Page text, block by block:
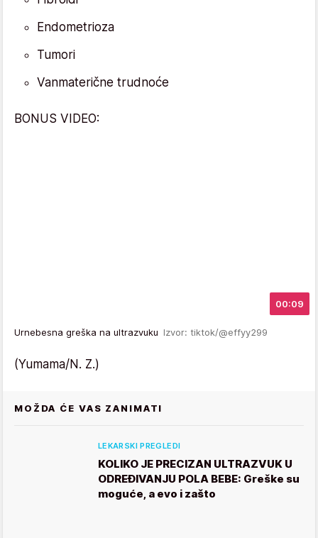
Endometrioza
Tumori
Vanmaterične trudnoće
BONUS VIDEO:
00:09
Urnebesna greška na ultrazvuku Izvor: tiktok/@effyy299
(Yumama/N. Z.)
MOŽDA ĆE VAS ZANIMATI
LEKARSKI PREGLEDI
KOLIKO JE PRECIZAN ULTRAZVUK U
ODREĐIVANJU POLA BEBE: Greške su
moguće, a evo i zašto